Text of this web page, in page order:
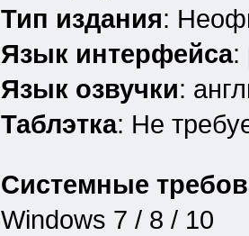
Тип издания:
Язык интерфейса:
Язык озвучки:
Таблэтка: Не
Системные
Windows 7 / 8 / 10